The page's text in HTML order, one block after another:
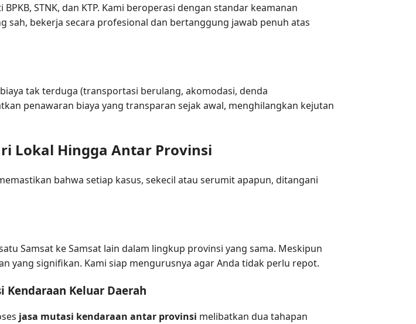
STNK, dan KTP. Kami beroperasi dengan standar keamanan
sah, bekerja secara profesional dan bertanggung jawab penuh atas
tak terduga (transportasi berulang, akomodasi, denda
penawaran biaya yang transparan sejak awal, menghilangkan kejutan
Lokal Hingga Antar Provinsi
bahwa setiap kasus, sekecil atau serumit apapun, ditangani
Samsat ke Samsat lain dalam lingkup provinsi yang sama. Meskipun
yang signifikan. Kami siap mengurusnya agar Anda tidak perlu repot.
Kendaraan Keluar Daerah
jasa mutasi kendaraan antar provinsi melibatkan dua tahapan